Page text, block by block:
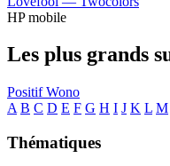
HP mobile
Les plus grands
PositifWono
A B C D E F G H I J K L M
Thématiques